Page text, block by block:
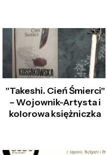
"Takeshi. Cień Śmierci"
– Wojownik-Artysta i
kolorowa księżniczka